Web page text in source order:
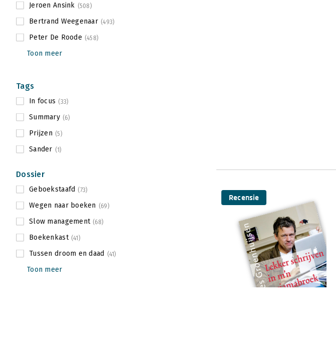
Jeroen Ansink (508)
Bertrand Weegenaar (493)
Peter De Roode (458)
Toon meer
Tags
In focus (33)
Summary (6)
Prijzen (5)
Sander (1)
Dossier
Geboekstaafd (73)
Wegen naar boeken (69)
Slow management (68)
Boekenkast (41)
Tussen droom en daad (41)
Toon meer
Recensie